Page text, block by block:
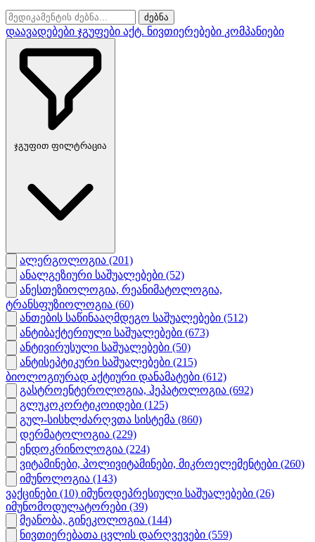
ძებნა
დაავადებები ჯგუფები აქტ. ნივთიერებები კომპანიები
ჯგუფით ფილტრაცია
ალერგოლოგია (201)
ანალგეზიური საშუალებები (52)
ანესთეზიოლოგია, რეანიმატოლოგია,
ტრანსფუზიოლოგია (60)
ანთების საწინააღმდეგო საშუალებები (512)
ანტიბაქტერიული საშუალებები (673)
ანტივირუსული საშუალებები (50)
ანტისეპტიკური საშუალებები (215)
ბიოლოგიურად აქტიური დანამატები (612)
გასტროენტეროლოგია, ჰეპატოლოგია (692)
გლუკოკორტიკოიდები (125)
გულ-სისხლძარღვთა სისტემა (860)
დერმატოლოგია (229)
ენდოკრინოლოგია (224)
ვიტამინები, პოლივიტამინები, მიკროელემენტები (260)
იმუნოლოგია (143)
ვაქცინები (10) იმუნოდეპრესიული საშუალებები (26)
იმუნომოდულატორები (39)
მეანობა, გინეკოლოგია (144)
ნივთიერებათა ცვლის დარღვევები (559)